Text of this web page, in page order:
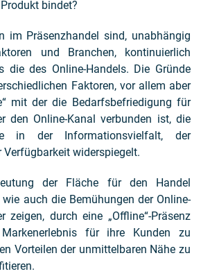
bindet?
im Präsenzhandel sind, unabhängig
und Branchen, kontinuierlich
die des Online-Handels. Die Gründe
Faktoren, vor allem aber
mit der die Bedarfsbefriedigung für
den Online-Kanal verbunden ist, die
in der Informationsvielfalt, der
Verfügbarkeit widerspiegelt.
der Fläche für den Handel
auch die Bemühungen der Online-
zeigen, durch eine „Offline“-Präsenz
für ihre Kunden zu
Vorteilen der unmittelbaren Nähe zu